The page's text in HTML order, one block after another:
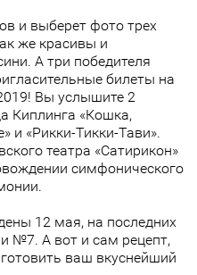
и выберет фото трех
же красивы и
А три победителя
билеты на
Вы услышите 2
Киплинга «Кошка,
и «Рикки-Тикки-Тави».
театра «Сатирикон»
симфонического
12 мая, на последних
№7. А вот и сам рецепт,
ваш вкуснейший